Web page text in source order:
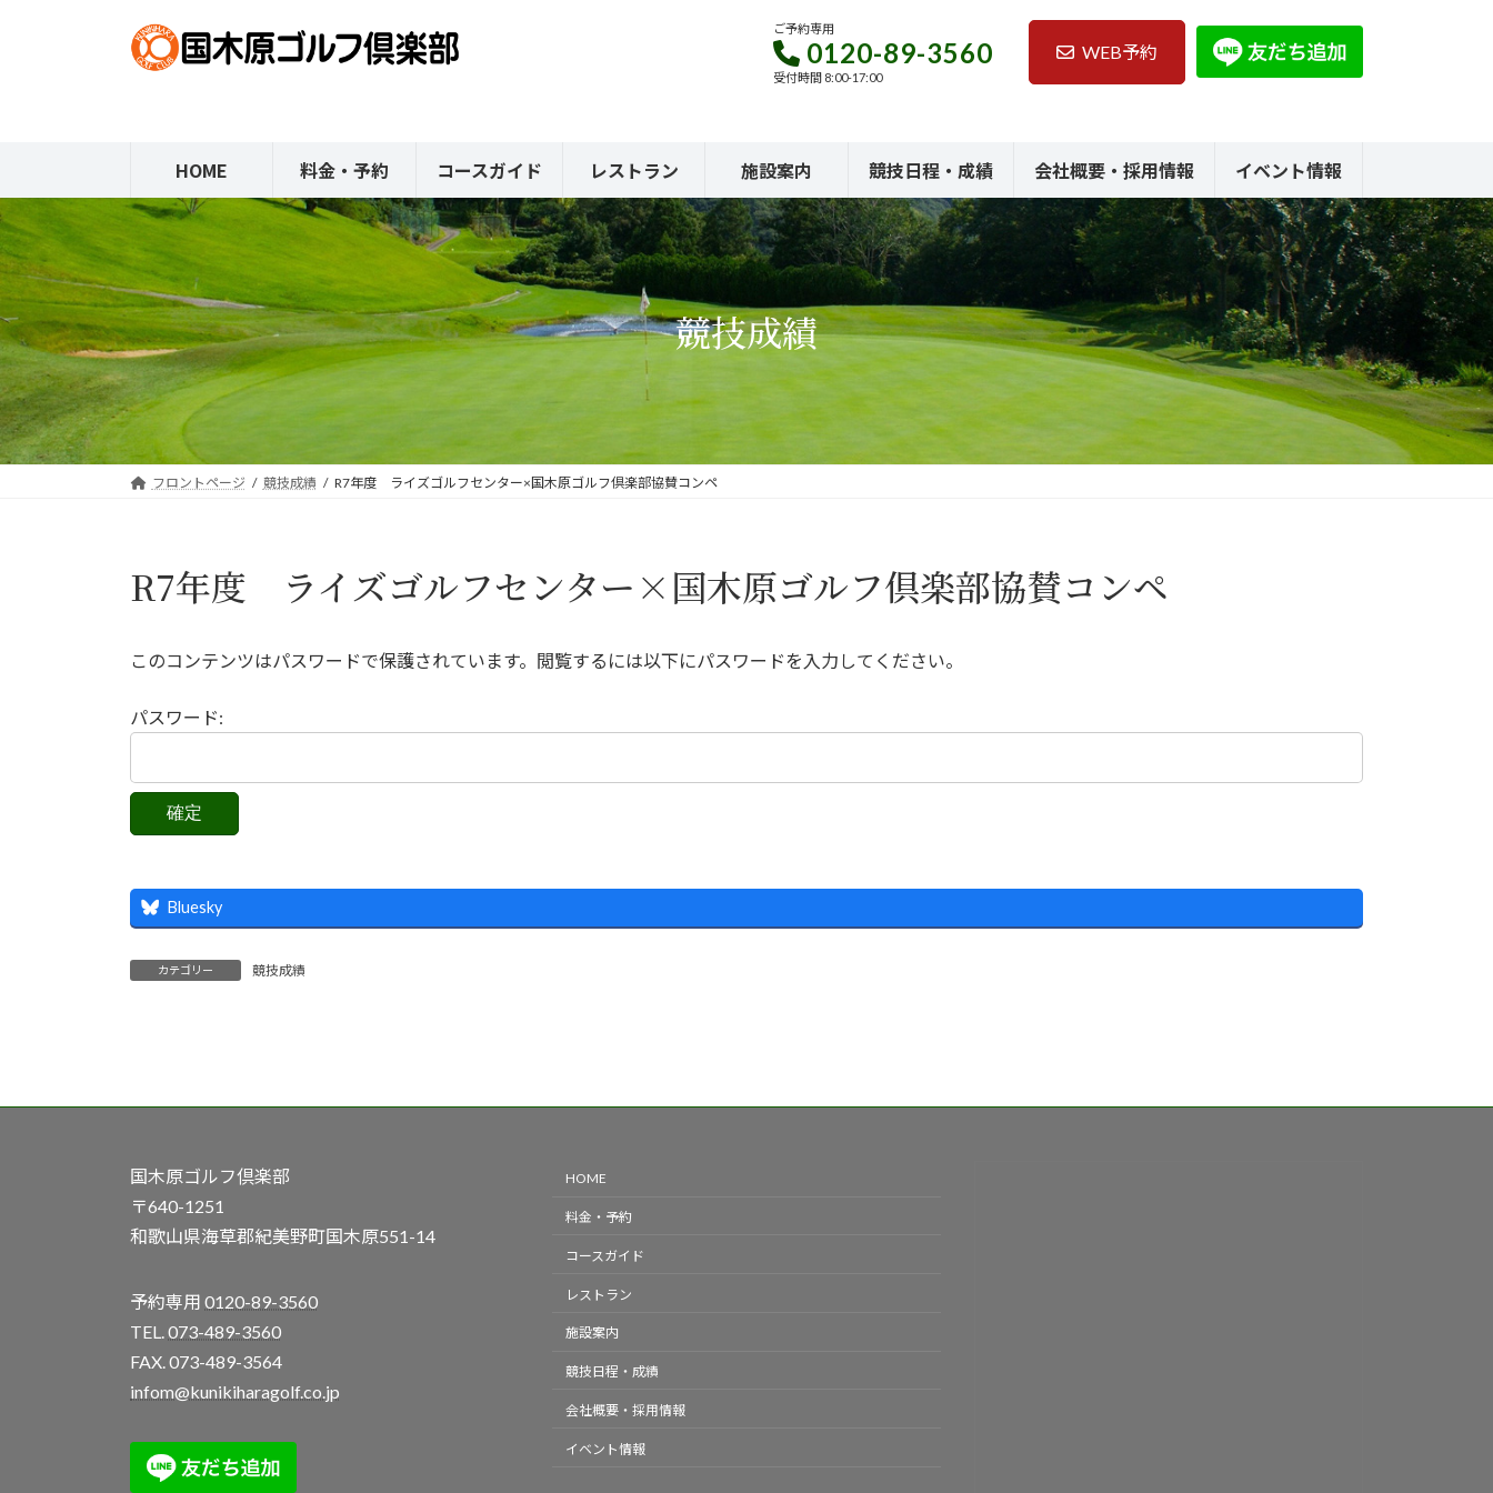
キ
ッ
プ
に
移
動
ご予約専用
0120-89-3560
受付時間 8:00-17:00
WEB予約
HOME 料金・予約 コースガイド レストラン 施設案内 競技日程・成績 会社概要・採用情報 イベント情報
競技成績
フロントページ 競技成績 R7年度 ライズゴルフセンター×国木原ゴルフ倶楽部協賛コンペ
R7年度 ライズゴルフセンター×国木原ゴルフ倶楽部協賛コンペ
このコンテンツはパスワードで保護されています。閲覧するには以下にパスワードを入力してください。
パスワード:
Bluesky
カテゴリー 競技成績
国木原ゴルフ倶楽部
〒640-1251
和歌山県海草郡紀美野町国木原551-14
予約専用 0120-89-3560
TEL. 073-489-3560
FAX. 073-489-3564
infom@kunikiharagolf.co.jp
HOME
料金・予約
コースガイド
レストラン
施設案内
競技日程・成績
会社概要・採用情報
イベント情報